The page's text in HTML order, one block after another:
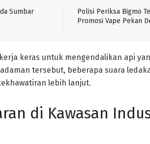
Sumbar
Polisi Periksa Bigmo
Promosi Vape Pekan
keras untuk mengendalikan api
tersebut, beberapa suara
lebih lanjut.
di Kawasan